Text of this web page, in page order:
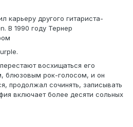
карьеру другого гитариста-
В 1990 году Тернер
восхищаться его
блюзовым рок-голосом, и он
продолжал сочинять, записывать
включает более десяти сольных